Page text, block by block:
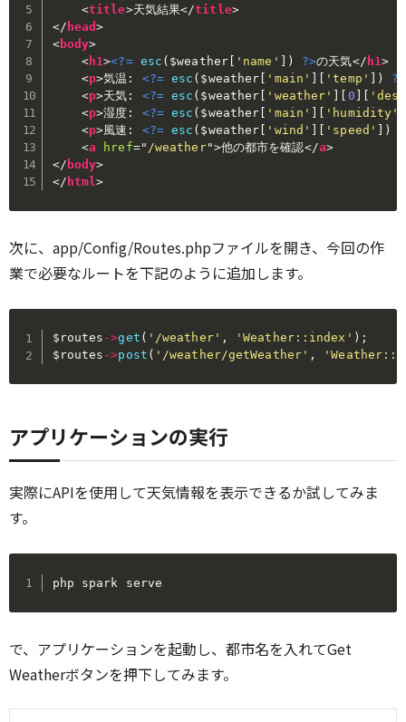
<title>天気結果</title>
</ head>
<body>
< h1><?= esc ( $weather[ 'name' ) ?>の天気</ h1 >
<p>気温: <?= esc ( $weather 'main' 'temp' )
?>
<p>天気: <?= esc ( $weather 'weather' 0
<p>湿度: <?= esc ( $weather 'main' 'humidity'
<p>風速: <?= esc ( $weather 'wind' 'speed' )
<a href=" /weather">他の都市を確認</a>
</ body>
</ html>
次に、app/Config/Routes.phpファイルを開き、今回の作
業で必要なルートを下記のように追加します。
$routes ->get ( '/weather' , 'Weather::index' ) ;
$routes ->post ( '/weather/getWeather' ,
アプリケーションの実行
実際にAPIを使用して天気情報を表示できるか試してみま
す。
php spark serve
で、アプリケーションを起動し、都市名を入れてGet
Weatherボタンを押下してみます。